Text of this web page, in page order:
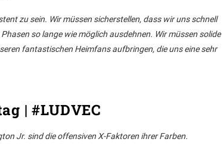
zu sein. Wir müssen sicherstellen, dass wir uns schnell
so lange wie möglich ausdehnen. Wir müssen solide
fantastischen Heimfans aufbringen, die uns eine sehr
| #LUDVEC
Jr. sind die offensiven X-Faktoren ihrer Farben.